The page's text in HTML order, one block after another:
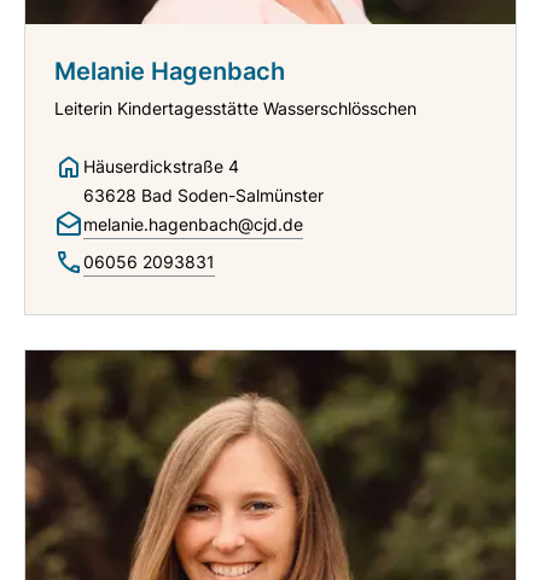
Melanie Hagenbach
Leiterin Kindertagesstätte Wasserschlösschen
Häuserdickstraße 4
63628 Bad Soden-Salmünster
melanie.hagenbach@cjd.de
06056 2093831